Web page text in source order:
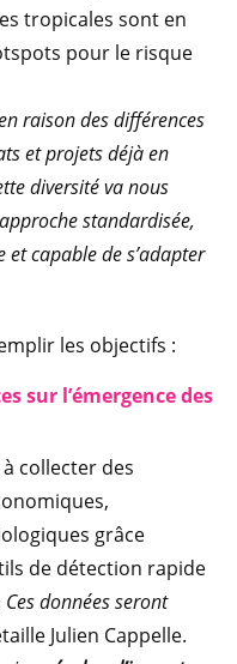
tropicales sont en
pour le risque
raison des différences
et projets déjà en
diversité va nous
standardisée,
capable de s’adapter
les objectifs :
sur l’émergence des
collecter des
grâce
de détection rapide
Ces données seront
Julien Cappelle.